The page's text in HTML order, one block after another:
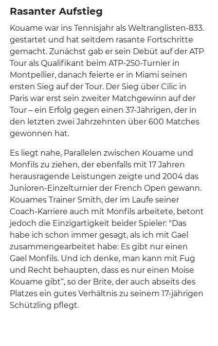
Rasanter Aufstieg
Kouame war ins Tennisjahr als Weltranglisten-833.
gestartet und hat seitdem rasante Fortschritte
gemacht. Zunächst gab er sein Debüt auf der ATP
Tour als Qualifikant beim ATP-250-Turnier in
Montpellier, danach feierte er in Miami seinen
ersten Sieg auf der Tour. Der Sieg über Cilic in
Paris war erst sein zweiter Matchgewinn auf der
Tour – ein Erfolg gegen einen 37-Jährigen, der in
den letzten zwei Jahrzehnten über 600 Matches
gewonnen hat.
Es liegt nahe, Parallelen zwischen Kouame und
Monfils zu ziehen, der ebenfalls mit 17 Jahren
herausragende Leistungen zeigte und 2004 das
Junioren-Einzelturnier der French Open gewann.
Kouames Trainer Smith, der im Laufe seiner
Coach-Karriere auch mit Monfils arbeitete, betont
jedoch die Einzigartigkeit beider Spieler: "Das
habe ich schon immer gesagt, als ich mit Gael
zusammengearbeitet habe: Es gibt nur einen
Gael Monfils. Und ich denke, man kann mit Fug
und Recht behaupten, dass es nur einen Moise
Kouame gibt“, so der Brite, der auch abseits des
Platzes ein gutes Verhältnis zu seinem 17-jährigen
Schützling pflegt.